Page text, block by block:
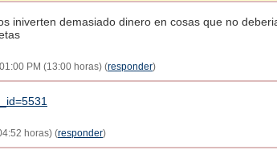
iniverten demasiado dinero en cosas que no
PM (13:00 horas) (responder)
horas) (responder)